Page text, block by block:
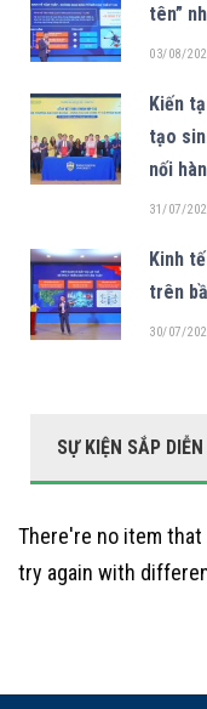
tên”
03/08/
Kiến
tạo
nối
31/07/
Kinh
trên
30/07/
SỰ KIỆN SẮP
There're no item
try again with